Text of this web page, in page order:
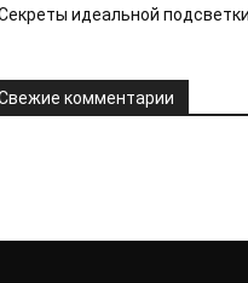
идеальной
комментарии